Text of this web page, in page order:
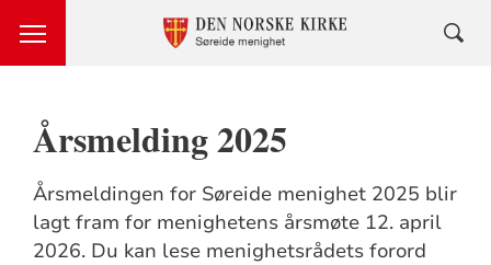
Årsmelding 2025
Årsmeldingen for Søreide menighet 2025 blir
lagt fram for menighetens årsmøte 12. april
2026. Du kan lese menighetsrådets forord